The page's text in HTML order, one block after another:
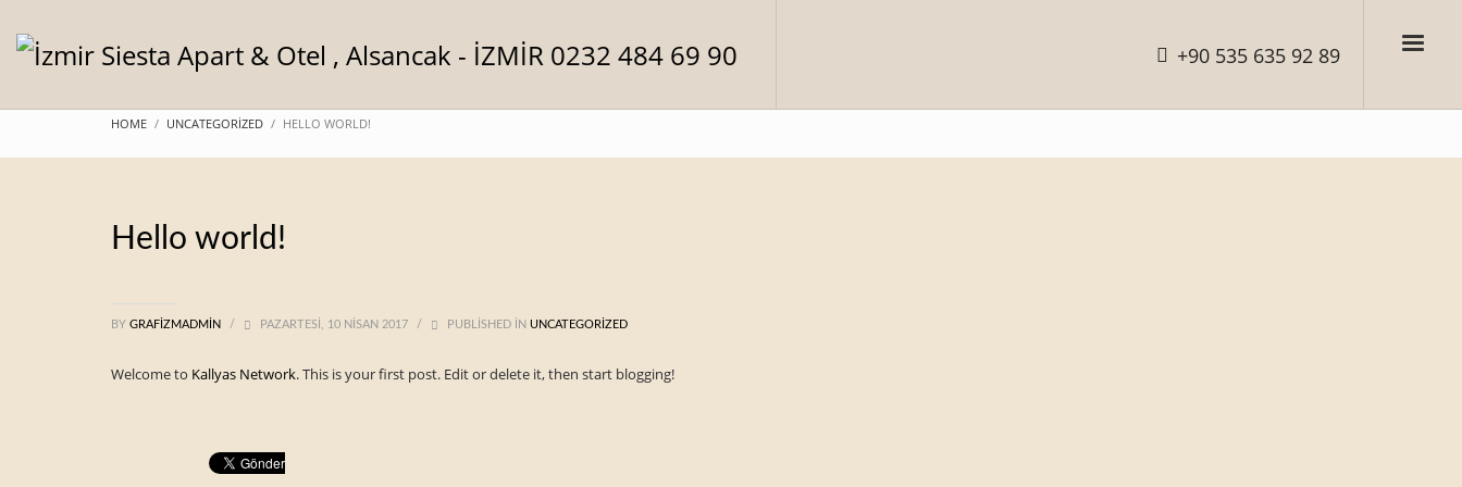
+90 535 635 92 89
HOME UNCATEGORIZED HELLO WORLD!
Hello world!
BY GRAFIZMADMIN / PAZARTESI, 10 NISAN 2017 / PUBLISHED IN UNCATEGORIZED
Welcome to Kallyas Network. This is your first post. Edit or delete it, then start blogging!